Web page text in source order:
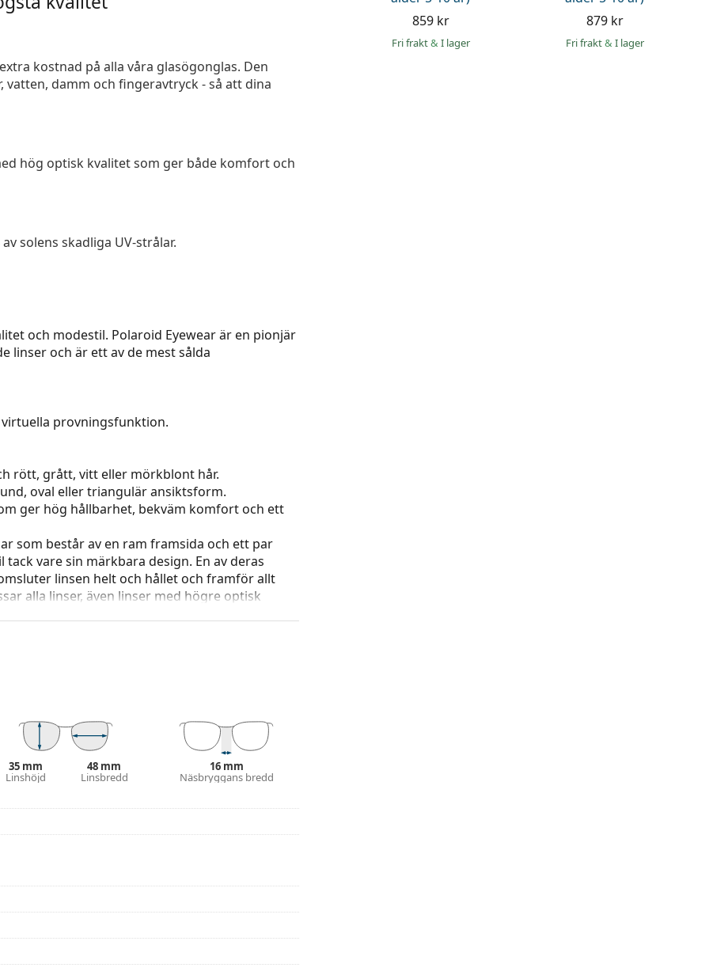
859 kr
Fri frakt& I lager
879 kr
Fri frakt& I lager
kostnad på alla våra glasögonglas. Den
damm och fingeravtryck - så att dina
hög optisk kvalitet som ger både komfort och
solens skadliga UV-strålar.
och modestil. Polaroid Eyewear är en pionjär
linser och är ett av de mest sålda
provningsfunktion.
rött, grått, vitt eller mörkblont hår.
oval eller triangulär ansiktsform.
ger hög hållbarhet, bekväm komfort och ett
som består av en ram framsida och ett par
vare sin märkbara design. En av deras
linsen helt och hållet och framför allt
alla linser, även linser med högre optisk
före användning
35 mm
Linshöjd
48 mm
Linsbredd
16 mm
Näsbryggans bredd